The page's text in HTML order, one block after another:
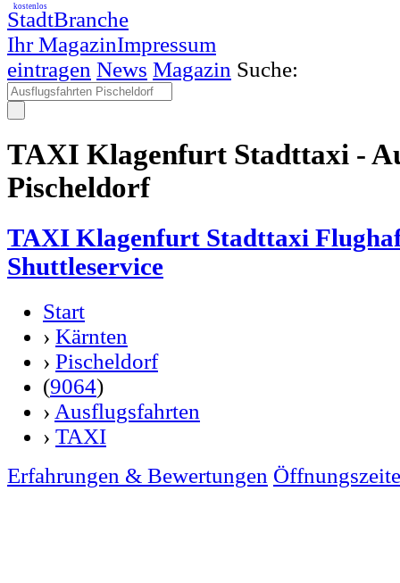
StadtBranche
Ihr MagazinImpressum
kostenlos
eintragen News Magazin Suche:
TAXI Klagenfurt Stadttaxi -
Pischeldorf
TAXI Klagenfurt Stadttaxi
Shuttleservice
Start
› Kärnten
› Pischeldorf
(9064)
› Ausflugsfahrten
› TAXI
Erfahrungen & Bewertungen